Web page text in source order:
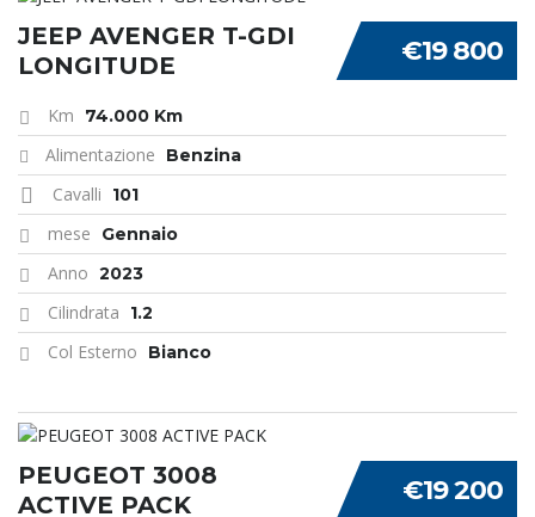
€19 800
JEEP AVENGER T-GDI
LONGITUDE
Km 74.000 Km
Alimentazione Benzina
Cavalli 101
mese Gennaio
Anno 2023
Cilindrata 1.2
Col Esterno Bianco
€19 200
PEUGEOT 3008
ACTIVE PACK